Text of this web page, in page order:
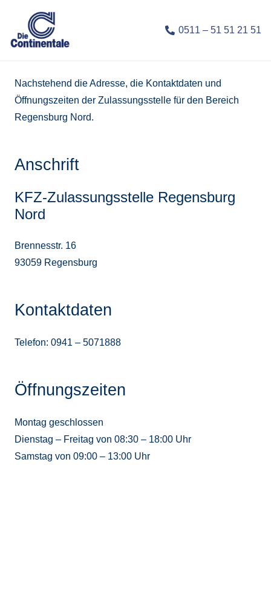
0511 – 51 51 21 51
Nachstehend die Adresse, die Kontaktdaten und
Öffnungszeiten der Zulassungsstelle für den Bereich
Regensburg Nord.
Anschrift
KFZ-Zulassungsstelle Regensburg
Nord
Brennesstr. 16
93059 Regensburg
Kontaktdaten
Telefon: 0941 – 5071888
Öffnungszeiten
Montag geschlossen
Dienstag – Freitag von 08:30 – 18:00 Uhr
Samstag von 09:00 – 13:00 Uhr